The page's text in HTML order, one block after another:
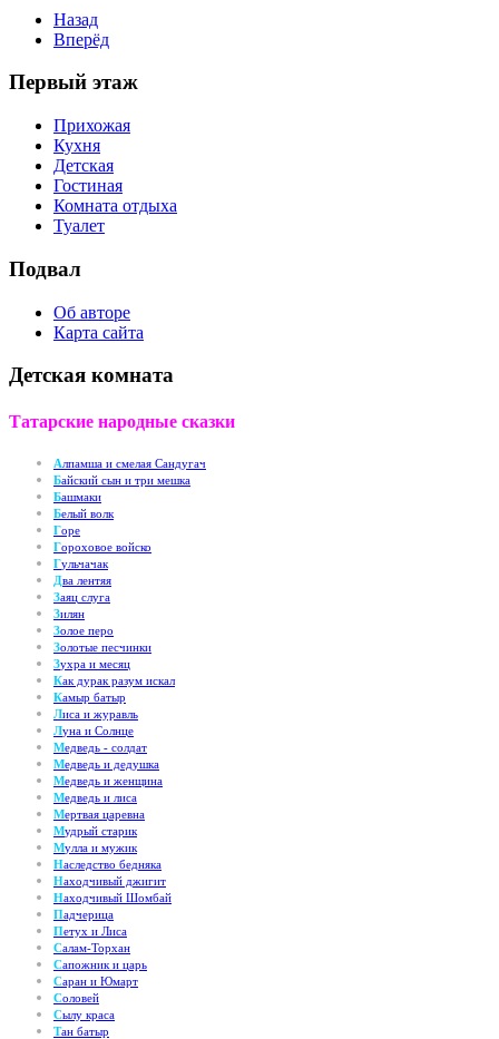
Назад
Вперёд
Первый этаж
Прихожая
Кухня
Детская
Гостиная
Комната отдыха
Туалет
Подвал
Об авторе
Карта сайта
Детская комната
Татарские народные сказки
Алпамша и смелая Сандугач
Байский сын и три мешка
Башмаки
Белый волк
Горе
Гороховое войско
Гульчачак
Два лентяя
Заяц слуга
Зилян
Золое перо
Золотые песчинки
Зухра и месяц
Как дурак разум искал
Камыр батыр
Лиса и журавль
Луна и Солнце
Медведь - солдат
Медведь и дедушка
Медведь и женщина
Медведь и лиса
Мертвая царевна
Мудрый старик
Мулла и мужик
Наследство бедняка
Находчивый джигит
Находчивый Шомбай
Падчерица
Петух и Лиса
Салам-Торхан
Сапожник и царь
Саран и Юмарт
Соловей
Сылу краса
Тан батыр